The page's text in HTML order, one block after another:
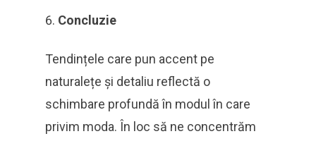
Concluzie
Tendințele care pun accent pe
naturalețe și detaliu reflectă o
schimbare profundă în modul în care
privim moda. În loc să ne concentrăm